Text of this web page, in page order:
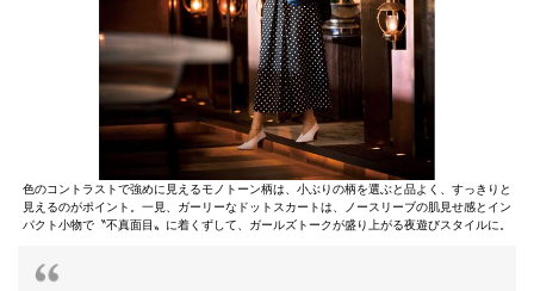
色のコントラストで強めに見えるモノトーン柄は、小ぶりの柄を選ぶと品よく、すっきりと
見えるのがポイント。一見、ガーリーなドットスカートは、ノースリーブの肌見せ感とイン
パクト小物で〝不真面目〟に着くずして、ガールズトークが盛り上がる夜遊びスタイルに。